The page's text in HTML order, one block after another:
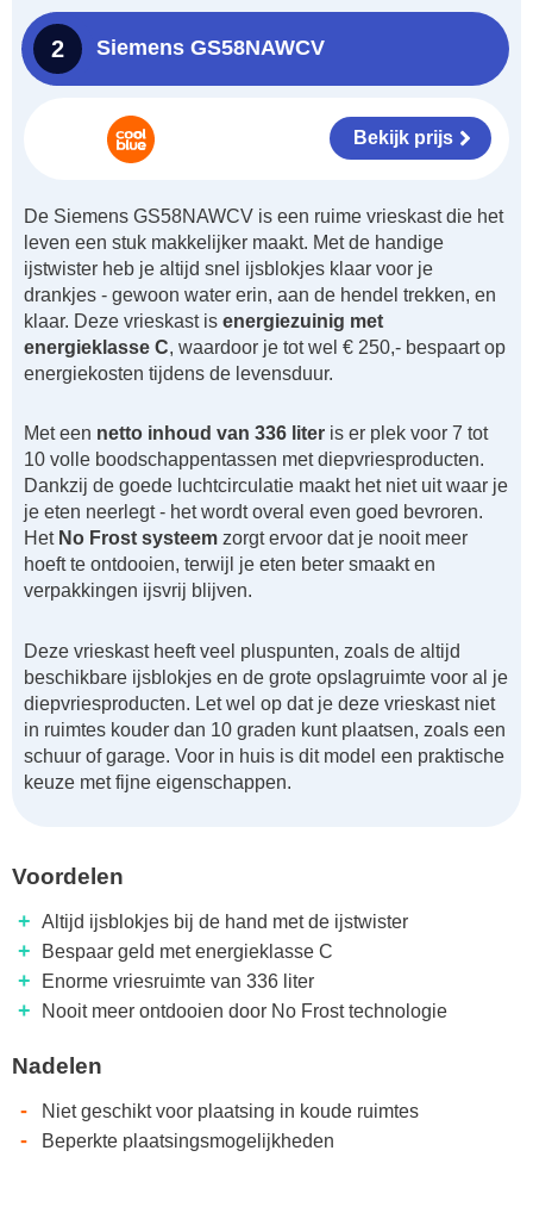
2 Siemens GS58NAWCV
Bekijk prijs
De Siemens GS58NAWCV is een ruime vrieskast die het
leven een stuk makkelijker maakt. Met de handige
ijstwister heb je altijd snel ijsblokjes klaar voor je
drankjes - gewoon water erin, aan de hendel trekken, en
klaar. Deze vrieskast is energiezuinig met
energieklasse C, waardoor je tot wel € 250,- bespaart op
energiekosten tijdens de levensduur.
Met een netto inhoud van 336 liter is er plek voor 7 tot
10 volle boodschappentassen met diepvriesproducten.
Dankzij de goede luchtcirculatie maakt het niet uit waar je
je eten neerlegt - het wordt overal even goed bevroren.
Het No Frost systeem zorgt ervoor dat je nooit meer
hoeft te ontdooien, terwijl je eten beter smaakt en
verpakkingen ijsvrij blijven.
Deze vrieskast heeft veel pluspunten, zoals de altijd
beschikbare ijsblokjes en de grote opslagruimte voor al je
diepvriesproducten. Let wel op dat je deze vrieskast niet
in ruimtes kouder dan 10 graden kunt plaatsen, zoals een
schuur of garage. Voor in huis is dit model een praktische
keuze met fijne eigenschappen.
Voordelen
+ Altijd ijsblokjes bij de hand met de ijstwister
+ Bespaar geld met energieklasse C
+ Enorme vriesruimte van 336 liter
+ Nooit meer ontdooien door No Frost technologie
Nadelen
- Niet geschikt voor plaatsing in koude ruimtes
- Beperkte plaatsingsmogelijkheden